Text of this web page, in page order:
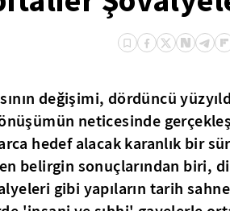
değişimi, dördüncü
neticesinde
hedef alacak karanlık bir
belirgin sonuçlarından biri,
gibi yapıların tarih